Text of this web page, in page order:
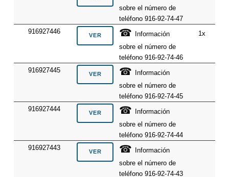
sobre el número de
teléfono 916-92-74-47
916927446
☎
Información
sobre el número de
teléfono 916-92-74-46
1x
916927445 ☎
Información
sobre el número de
teléfono 916-92-74-45
916927444
☎
Información
sobre el número de
teléfono 916-92-74-44
916927443
☎
Información
sobre el número de
teléfono 916-92-74-43